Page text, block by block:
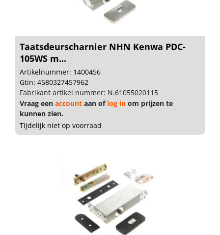
Taatsdeurscharnier NHN Kenwa PDC-
105WS m...
Artikelnummer: 1400456
Gtin: 4580327457962
Fabrikant artikel nummer: N.61055020115
Vraag een account aan of log in om prijzen te
kunnen zien.
Tijdelijk niet op voorraad